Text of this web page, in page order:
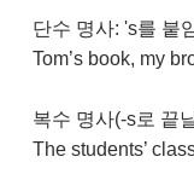
단수 명사: 's를 붙
Tom’s book, my
복수 명사(-s로 끝
The students’